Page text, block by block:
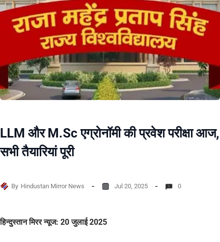
LLM और M.Sc एग्रोनॉमी की प्रवेश परीक्षा आज,
सभी तैयारियां पूरी
By Hindustan Mirror News Jul 20, 2025 0
हिन्दुस्तान मिरर न्यूज: 20 जुलाई 2025